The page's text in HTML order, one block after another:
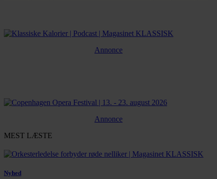
Annonce
Annonce
MEST LÆSTE
Nyhed